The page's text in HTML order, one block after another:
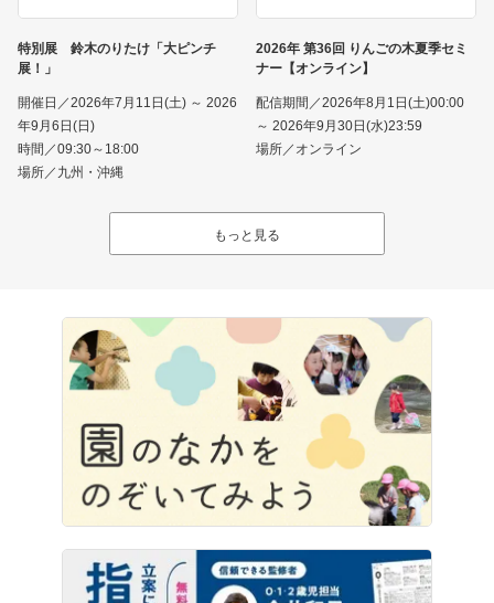
特別展 鈴木のりたけ「大ピンチ
展！」
開催日／2026年7月11日(土) ～ 2026
年9月6日(日)
時間／09:30～18:00
場所／九州・沖縄
2026年 第36回 りんごの木夏季セミ
ナー【オンライン】
配信期間／2026年8月1日(土)00:00
～ 2026年9月30日(水)23:59
場所／オンライン
もっと見る